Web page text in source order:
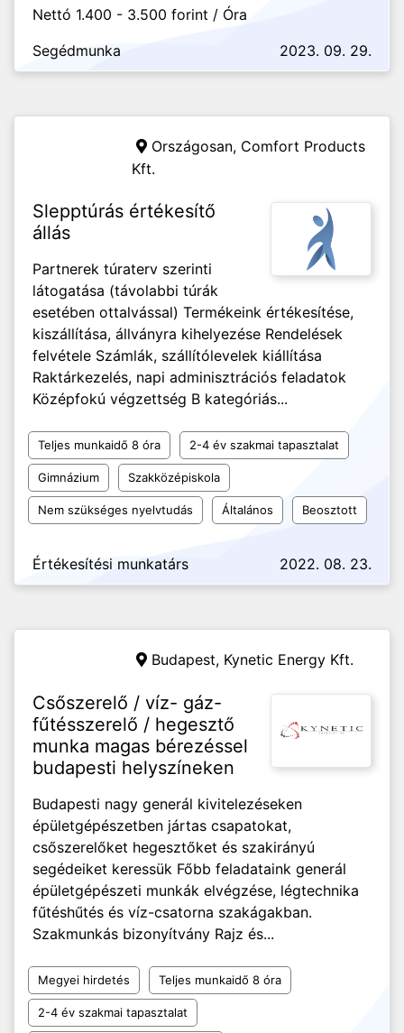
Nettó 1.400 - 3.500 forint / Óra
Segédmunka
2023. 09. 29.
Országosan, Comfort Products
Kft.
Slepptúrás értékesítő
állás
Partnerek túraterv szerinti
látogatása (távolabbi túrák
esetében ottalvással) Termékeink értékesítése,
kiszállítása, állványra kihelyezése Rendelések
felvétele Számlák, szállítólevelek kiállítása
Raktárkezelés, napi adminisztrációs feladatok
Középfokú végzettség B kategóriás...
Teljes munkaidő 8 óra 2-4 év szakmai tapasztalat
Gimnázium Szakközépiskola
Nem szükséges nyelvtudás Általános Beosztott
Értékesítési munkatárs 2022. 08. 23.
Budapest, Kynetic Energy Kft.
Csőszerelő / víz- gáz-
fűtésszerelő / hegesztő
munka magas bérezéssel
budapesti helyszíneken
Budapesti nagy generál kivitelezéseken
épületgépészetben jártas csapatokat,
csőszerelőket hegesztőket és szakirányú
segédeiket keressük Főbb feladataink generál
épületgépészeti munkák elvégzése, légtechnika
fűtéshűtés és víz-csatorna szakágakban.
Szakmunkás bizonyítvány Rajz és...
Megyei hirdetés Teljes munkaidő 8 óra
2-4 év szakmai tapasztalat